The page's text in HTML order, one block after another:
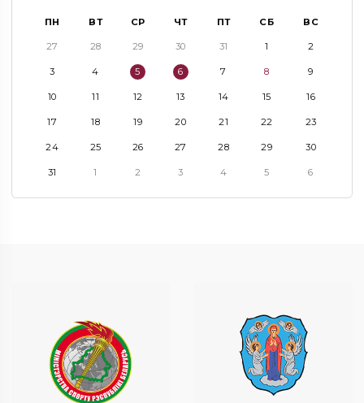
ПН ВТ СР ЧТ ПТ СБ ВС
27 28 29 30 31 1 2
3 4 5 6 7 8 9
10 11 12 13 14 15 16
17 18 19 20 21 22 23
24 25 26 27 28 29 30
31 1 2 3 4 5 6